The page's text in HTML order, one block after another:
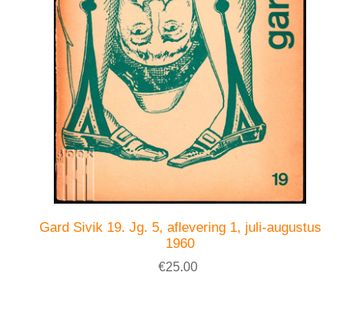
Gard Sivik 19. Jg. 5, aflevering 1, juli-augustus
1960
€25.00